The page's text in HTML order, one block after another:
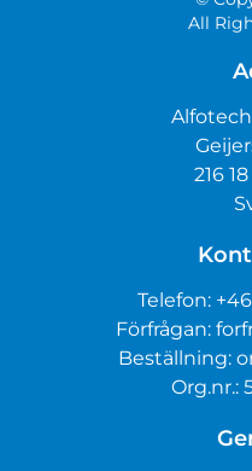
All
216
Telefon:
Förfrågan:
Beställning:
Org.nr.: